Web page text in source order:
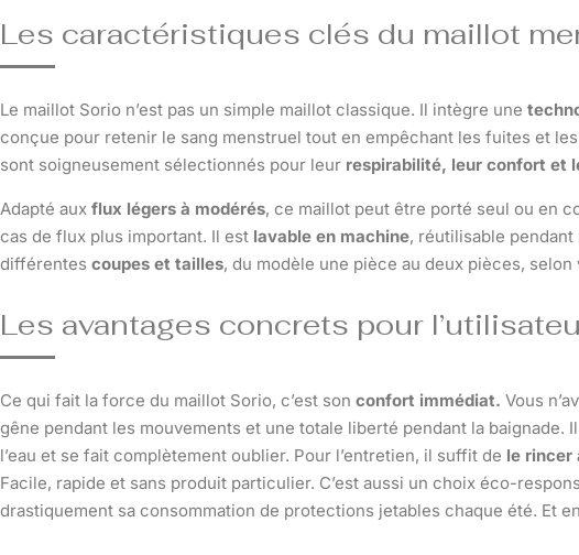
Les caractéristiques clés du maillot
Le maillot Sorio n’est pas un simple maillot classique. Il intègre une
conçue pour retenir le sang menstruel tout en empêchant les fuites et
sont soigneusement sélectionnés pour leur respirabilité, leur confort et
Adapté aux flux légers à modérés, ce maillot peut être porté seul ou en
cas de flux plus important. Il est lavable en machine, réutilisable
différentes coupes et tailles, du modèle une pièce au deux pièces,
Les avantages concrets pour
Ce qui fait la force du maillot Sorio, c’est son confort immédiat. Vous
gêne pendant les mouvements et une totale liberté pendant la baignade.
l’eau et se fait complètement oublier. Pour l’entretien, il suffit de le rincer
Facile, rapide et sans produit particulier. C’est aussi un choix éco-
drastiquement sa consommation de protections jetables chaque été. Et